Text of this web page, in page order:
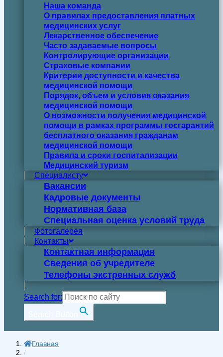
Наша команда
О правилах предоставления платных
медицинских услуг
Лекарственное обеспечение
Часто задаваемые вопросы
Контролирующие организации
Страховые компании
Критерии доступности и качества
медицинской помощи
Порядок, объем и условия оказания
медицинской помощи
О возможности получения медицинской
помощи в рамках программы госгарантий
бесплатного оказания гражданам
медицинской помощи
Правила и сроки госпитализации
Медицинский туризм
Специалисту
Вакансии
Кадровые документы
Нормативная база
Специальная оценка условий труда
Фотогалерея
Контакты
Контактная информация
Сведения об учредителе
Телефоны экстренных служб
Search for:
Главная
/